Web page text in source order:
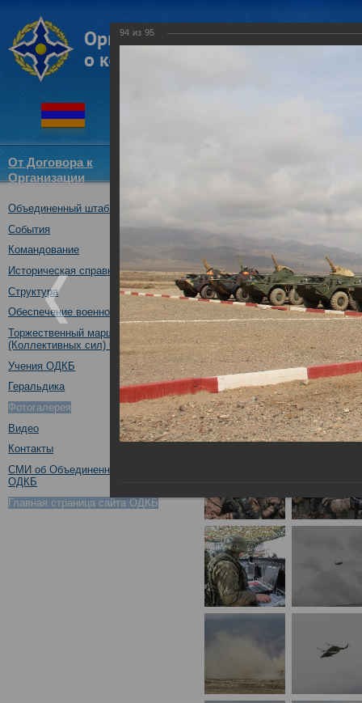
От Договора к
Организации
Объединенный штаб ОДКБ
События
Командование
Историческая справка
Структура
Обеспечение военной безопасности
Торжественный марш Войск
(Коллективных сил) ОДКБ
Учения ОДКБ
Геральдика
Фотогалерея
Видео
Контакты
СМИ об Объединенном штабе
ОДКБ
Главная страница сайта ОДКБ
Воинские контингенты
94 из 95